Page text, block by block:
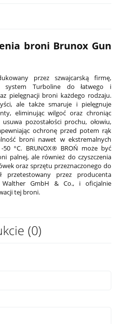
broni Brunox Gun
przez szwajcarską firmę,
system Turboline do łatwego i
pielęgnacji broni każdego rodzaju.
ale także smaruje i pielęgnuje
eliminując wilgoć oraz chroniąc
pozostałości prochu, ołowiu,
ochronę przed potem rąk
broni nawet w ekstremalnych
50 °C. BRUNOX® BROŃ może być
palnej, ale również do czyszczenia
oraz sprzętu przeznaczonego do
przetestowany przez producenta
GmbH & Co., i oficjalnie
tej broni.
(0)